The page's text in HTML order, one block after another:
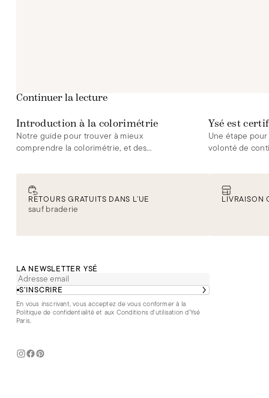
Continuer la lecture
Introduction à la colorimétrie
Notre guide pour trouver à mieux
comprendre la colorimétrie, et des
vos choix.
Ysé est
Une étape
volonté de
exigeantes,
RETOURS GRATUITS DANS L’UE
sauf braderie
LIVRAISON
LA NEWSLETTER YSÉ
S’INSCRIRE
En vous inscrivant, vous acceptez de vous conformer à la
Politique de confidentialitéet aux Conditions d'utilisation d’Ysé
Paris.